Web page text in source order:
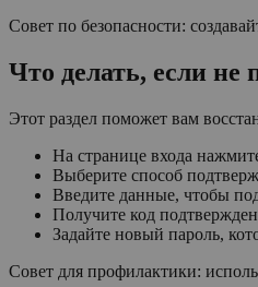
Совет по безопасности:
Что делать, если
Этот раздел поможет вам
На странице входа
Выберите способ
Введите данные, чтобы
Получите код
Задайте новый пароль,
Совет для профилактики: